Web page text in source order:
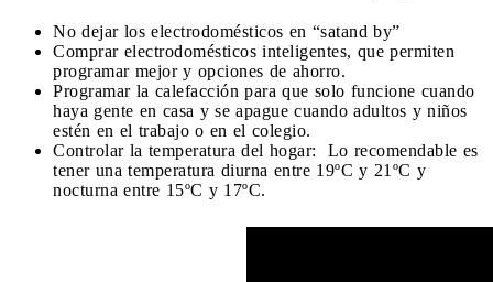
No dejar los electrodomésticos en “satand by”
Comprar electrodomésticos inteligentes, que permiten
programar mejor y opciones de ahorro.
Programar la calefacción para que solo funcione cuando
haya gente en casa y se apague cuando adultos y niños
estén en el trabajo o en el colegio.
Controlar la temperatura del hogar:
Lo recomendable es
tener una temperatura diurna entre 19ºC y 21ºC y
nocturna entre 15ºC y 17ºC.